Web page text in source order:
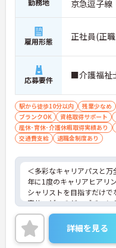
京急逗子線
雇用形態 正社員(正
応募要件 ■介護福祉
駅から徒歩10分以内 残業少なめ
ブランクOK
資格取得サポート
産休･育休･介護休暇取得実績あり
交通費支給
退職金制度あり
＜多彩なキャリアパスと
年に1度のキャリアヒアリ
シャリストを目指すだけ
宅サービスのジョブチェ
むことが可能です。
＜プライベートも充実させ
の疲れを癒やすための制
のレジャー施設や宿泊が
詳細を見る